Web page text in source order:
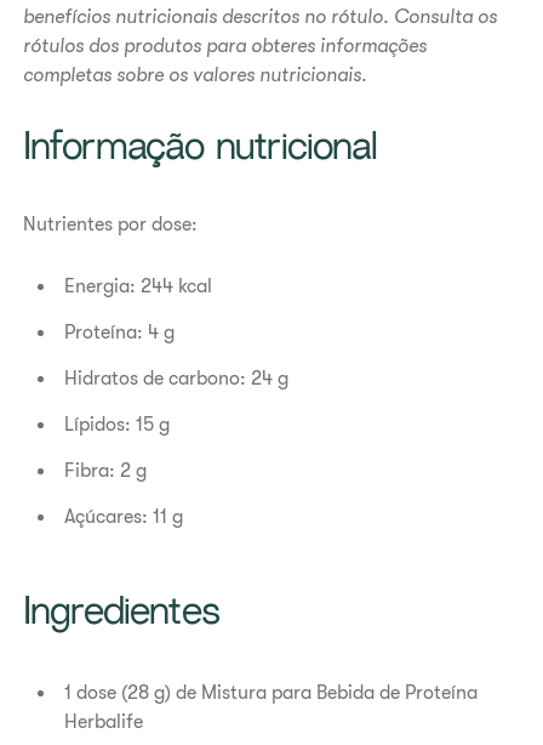
benefícios nutricionais descritos no rótulo. Consulta os
rótulos dos produtos para obteres informações
completas sobre os valores nutricionais.
​Informação nutricional
Nutrientes por dose:
Energia: 244 kcal
Proteína: 4 g
Hidratos de carbono: 24 g
Lípidos: 15 g
Fibra: 2 g
Açúcares: 11 g
Ingredientes
1 dose (28 g) de Mistura para Bebida de Proteína
Herbalife